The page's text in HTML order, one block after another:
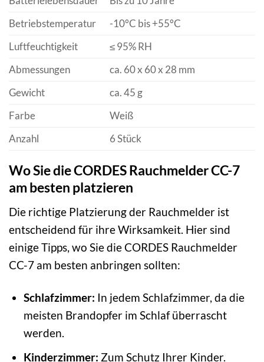
Betriebstemperatur
-10°C bis +55°C
Luftfeuchtigkeit
≤ 95% RH
Abmessungen
ca. 60 x 60 x 28 mm
Gewicht
ca. 45 g
Farbe
Weiß
Anzahl
6 Stück
Wo Sie die CORDES Rauchmelder CC-7
am besten platzieren
Die richtige Platzierung der Rauchmelder ist
entscheidend für ihre Wirksamkeit. Hier sind
einige Tipps, wo Sie die CORDES Rauchmelder
CC-7 am besten anbringen sollten:
Schlafzimmer: In jedem Schlafzimmer, da die
meisten Brandopfer im Schlaf überrascht
werden.
Kinderzimmer: Zum Schutz Ihrer Kinder.